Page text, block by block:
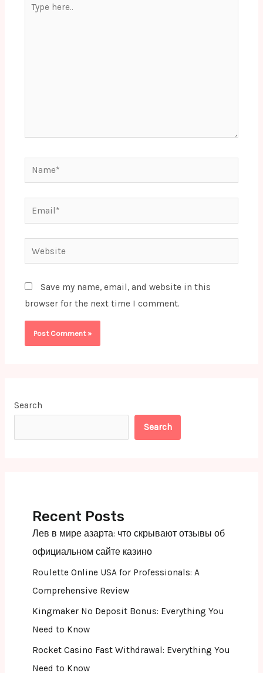
here..
Name*
Email*
Website
Save my name, email, and website in this
browser for the next time I comment.
Search
Search
Recent Posts
Лев в мире азарта: что скрывают отзывы об
официальном сайте казино
Roulette Online USA for Professionals: A
Comprehensive Review
Kingmaker No Deposit Bonus: Everything You
Need to Know
Rocket Casino Fast Withdrawal: Everything You
Need to Know